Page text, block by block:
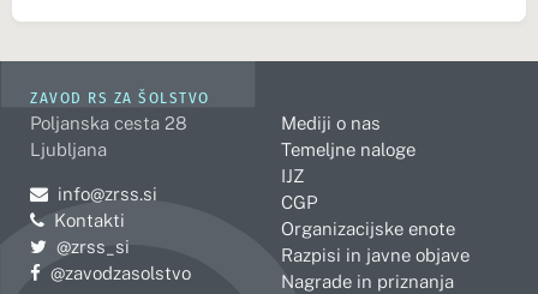
ZAVOD RS ZA ŠOLSTVO
Poljanska cesta 28
Ljubljana
Pošljite e-mail na
info@zrss.si
Kontakti
Pojdite na Twitter:
@zrss_si
Pojdite na Facebook:
@zavodzasolstvo
Mediji o nas
Temeljne naloge
IJZ
CGP
Organizacijske enote
Razpisi in javne objave
Nagrade in priznanja